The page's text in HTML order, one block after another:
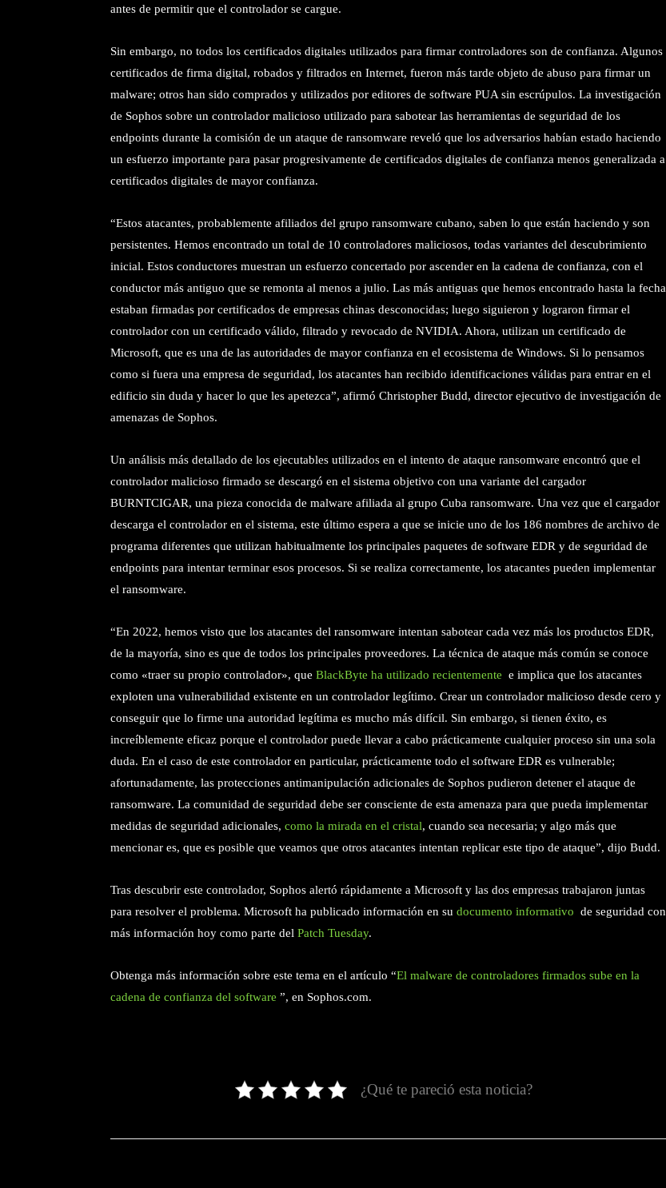
antes de permitir que el controlador se cargue.
Sin embargo, no todos los certificados digitales utilizados para firmar controladores son de confianza. Algunos
certificados de firma digital, robados y filtrados en Internet, fueron más tarde objeto de abuso para firmar un
malware; otros han sido comprados y utilizados por editores de software PUA sin escrúpulos. La investigación
de Sophos sobre un controlador malicioso utilizado para sabotear las herramientas de seguridad de los
endpoints durante la comisión de un ataque de ransomware reveló que los adversarios habían estado haciendo
un esfuerzo importante para pasar progresivamente de certificados digitales de confianza menos generalizada a
certificados digitales de mayor confianza.
“Estos atacantes, probablemente afiliados del grupo ransomware cubano, saben lo que están haciendo y son
persistentes. Hemos encontrado un total de 10 controladores maliciosos, todas variantes del descubrimiento
inicial. Estos conductores muestran un esfuerzo concertado por ascender en la cadena de confianza, con el
conductor más antiguo que se remonta al menos a julio. Las más antiguas que hemos encontrado hasta la fecha
estaban firmadas por certificados de empresas chinas desconocidas; luego siguieron y lograron firmar el
controlador con un certificado válido, filtrado y revocado de NVIDIA. Ahora, utilizan un certificado de
Microsoft, que es una de las autoridades de mayor confianza en el ecosistema de Windows. Si lo pensamos
como si fuera una empresa de seguridad, los atacantes han recibido identificaciones válidas para entrar en el
edificio sin duda y hacer lo que les apetezca”, afirmó Christopher Budd, director ejecutivo de investigación de
amenazas de Sophos.
Un análisis más detallado de los ejecutables utilizados en el intento de ataque ransomware encontró que el
controlador malicioso firmado se descargó en el sistema objetivo con una variante del cargador
BURNTCIGAR, una pieza conocida de malware afiliada al grupo Cuba ransomware. Una vez que el cargador
descarga el controlador en el sistema, este último espera a que se inicie uno de los 186 nombres de archivo de
programa diferentes que utilizan habitualmente los principales paquetes de software EDR y de seguridad de
endpoints para intentar terminar esos procesos. Si se realiza correctamente, los atacantes pueden implementar
el ransomware.
“En 2022, hemos visto que los atacantes del ransomware intentan sabotear cada vez más los productos EDR,
de la mayoría, sino es que de todos los principales proveedores. La técnica de ataque más común se conoce
como «traer su propio controlador», que BlackByte ha utilizado recientemente e implica que los atacantes
exploten una vulnerabilidad existente en un controlador legítimo. Crear un controlador malicioso desde cero y
conseguir que lo firme una autoridad legítima es mucho más difícil. Sin embargo, si tienen éxito, es
increíblemente eficaz porque el controlador puede llevar a cabo prácticamente cualquier proceso sin una sola
duda. En el caso de este controlador en particular, prácticamente todo el software EDR es vulnerable;
afortunadamente, las protecciones antimanipulación adicionales de Sophos pudieron detener el ataque de
ransomware. La comunidad de seguridad debe ser consciente de esta amenaza para que pueda implementar
medidas de seguridad adicionales, como la mirada en el cristal, cuando sea necesaria; y algo más que
mencionar es, que es posible que veamos que otros atacantes intentan replicar este tipo de ataque”, dijo Budd.
Tras descubrir este controlador, Sophos alertó rápidamente a Microsoft y las dos empresas trabajaron juntas
para resolver el problema. Microsoft ha publicado información en su documento informativo de seguridad con
más información hoy como parte del Patch Tuesday.
Obtenga más información sobre este tema en el artículo “El malware de controladores firmados sube en la
cadena de confianza del software ”, en Sophos.com.
¿Qué te pareció esta noticia?